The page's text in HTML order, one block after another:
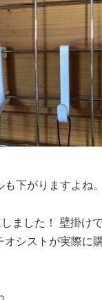
下がりますよね。
ました！ 壁掛け
シストが実際に